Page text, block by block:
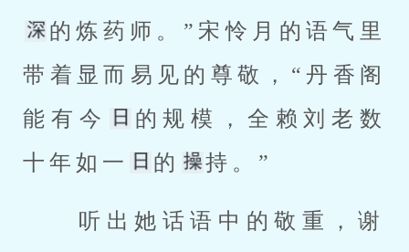
的炼药师。”宋怜月的语气里
带着显而易见的尊敬，“丹香阁
能有今
的规模，全赖刘老数
十年如一
的 持。”